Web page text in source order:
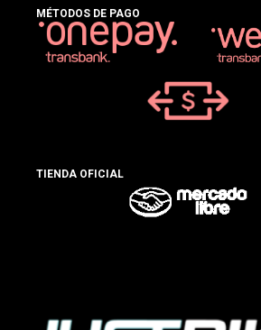
MÉTODOS DE PAGO
TIENDA OFICIAL